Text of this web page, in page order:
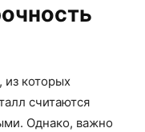
из которых
считаются
Однако, важно